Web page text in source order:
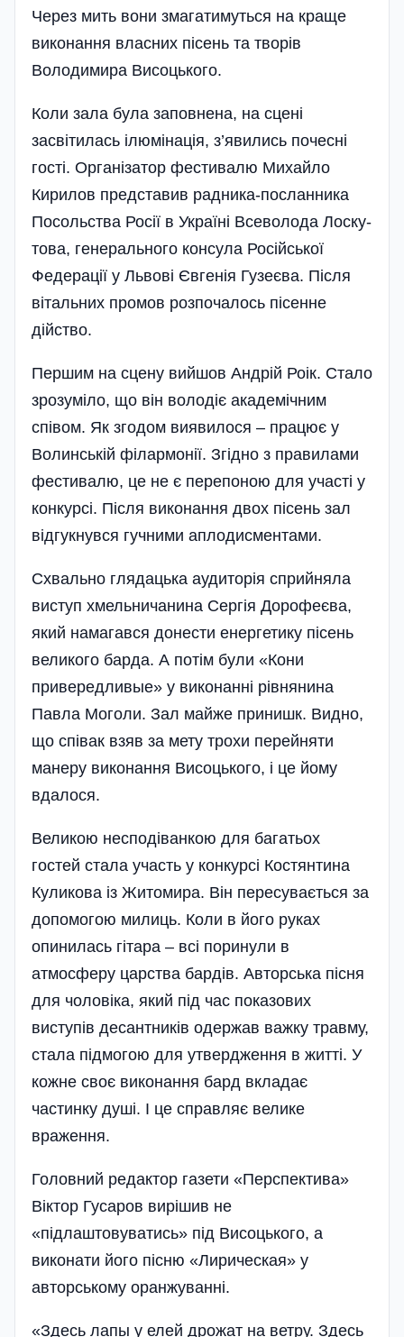
Через мить вони змагатимуться на краще
виконання власних пісень та творів
Володимира Висоцького.
Коли зала була заповнена, на сцені
засвітилась ілюмінація, з’явились почесні
гості. Організатор фес­тивалю Михайло
Кирилов представив­ радника-посланника
Посольства Росії в Україні Всеволода Лоску­­­
то­ва, генерального консула Російської
Федерації у Львові Євгенія Гу­зеєва. Після
вітальних промов розпочалось пісенне
дійство.
Першим на сцену вийшов Андрій Роік. Стало
зрозуміло, що він володіє академічним
співом. Як згодом виявилося – працює у
Волинській філармонії. Згідно з правилами
фестивалю, це не є перепоною для участі у
конкурсі. Після виконання двох пісень зал
відгукнувся гучними аплодисментами.
Схвально глядацька аудиторія сприйняла
виступ хмельничанина Сергія Дорофеєва,
який намагався донести енергетику пісень
великого барда. А потім були «Кони
привередливые» у виконанні рівнянина
Павла Моголи. Зал майже принишк. Видно,
що співак взяв за мету трохи перейняти
манеру виконання Висоцького, і це йому
вдалося.
Великою несподіванкою для багатьох
гостей стала участь у конкурсі Костянтина
Куликова із Житомира. Він пересувається за
допомогою милиць. Коли в його руках
опинилась гітара – всі поринули в
атмосферу царства бардів. Авторська пісня
для чоловіка, який під час показових
виступів десантників одержав важку травму,
стала підмогою для утвердження в житті. У
кожне своє виконання бард вкладає
частинку душі. І це справляє велике
враження­.
Головний редактор газети «Перспектива»
Віктор Гусаров вирішив не
«підлаштовуватись» під Висо­цького, а
виконати його пісню «Лирическая» у
авторському оранжуванні.
«Здесь лапы у елей дрожат на ветру. Здесь